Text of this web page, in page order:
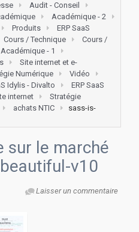
Audit - Conseil
Académique - 2
Produits
ERP SaaS
Cours / Technique
Cours /
Académique - 1
Site internet et e-
Numérique
Vidéo
Idylis - Divalto
ERP SaaS
internet
Stratégie
achats NTIC
sass-is-
sur le marché
v10
Laisser un commentaire